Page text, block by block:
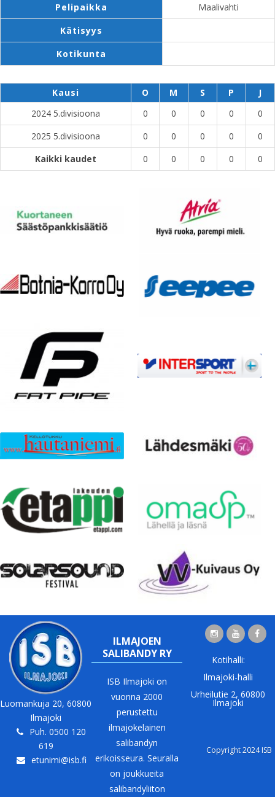
Pelipaikka
Maalivahti
Kätisyys
Kotikunta
Kausi O M S P
J
2024 5.divisioona
0 0 0 0
0
2025 5.divisioona
0 0 0 0
0
Kaikki kaudet
0 0 0 0 0
Luomankuja 20, 60800
Ilmajoki
Puh. 0500 120
619
etunimi@isb.fi
ILMAJOEN
SALIBANDY RY
ISB Ilmajoki on
vuonna 2000
perustettu
ilmajokelainen
salibandyn
erikoisseura. Seuralla
on joukkueita
salibandyliiton
Kotihalli:
Ilmajoki-halli
Urheilutie 2, 60800
Ilmajoki
Copyright 2024 ISB